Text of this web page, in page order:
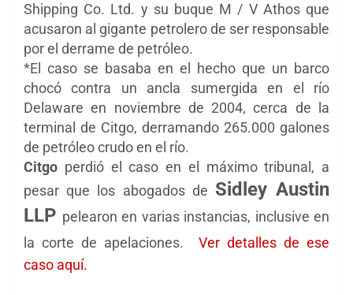
Shipping Co. Ltd. y su buque M / V Athos que
acusaron al gigante petrolero de ser responsable
por el derrame de petróleo.
*El caso se basaba en el hecho que un barco
chocó contra un ancla sumergida en el río
Delaware en noviembre de 2004, cerca de la
terminal de Citgo, derramando 265.000 galones
de petróleo crudo en el río.
Citgo perdióel caso en el máximo tribunal, a
pesar que los abogados de Sidley Austin
LLP pelearon en varias instancias, inclusive en
la corte de apelaciones.
Ver detalles de ese
caso aquí.